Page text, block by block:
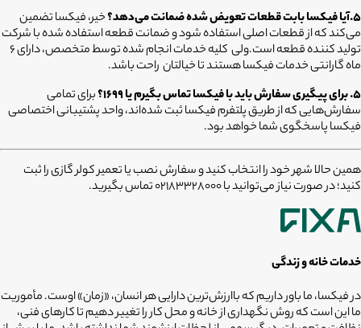
5.آیا فیکسا بابت قطعات تعویض شده ضمانت می‌دهد؟
خیر، فیکسا تضمین
می‌کند که از قطعات اصلی استفاده شود و ضمانت قطعه استفاده شده با شرکت
تولید کننده قطعه است.ولی کلیه خدمات انجام شده توسط متخصص، دارای ۶
ماه گارانتی خدمات فیکسا هستند تا خیالتان راحت باشد.
۵. برای پیگیری سفارش باید با فیکسا تماس بگیرم یا ۱۶۹۹؟
برای تمامی
سفارش‌هایی که از طریق پلتفرم فیکسا ثبت شده‌اند، واحد پشتیبانی اختصاصی
فیکسا پاسخگوی شما خواهد بود.
همین حالا شهر خود را انتخاب کنید و سفارش نصب یا تعمیر کولر گازی را ثبت
کنید؛ در صورت نیاز می‌توانید با 02183328000 تماس بگیرید.
خدمات خانه و زندگی
در فیکسا، ما باور داریم که باارزش‌ترین دارایی هر انسان، «زمان» اوست. مأموریت
ما این است که روش نگهداری از خانه و محل کار را تغییر دهیم تا کارهای فنی،